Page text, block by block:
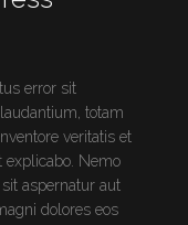
error sit
totam
veritatis et
explicabo. Nemo
aspernatur aut
dolores eos